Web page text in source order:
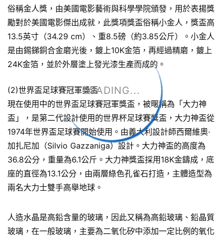
LOADING...
俗稱金人獎，由美國電影藝術與科學學院頒發，用於表揚獎
勵對於美國電影傑出成就，此獎項獎盃俗稱小金人，獎盃高
13.5英寸（34.29 cm）、重8.5磅（約3.85公斤）。小金人
是由錫銻銅合金磨光後，鍍上10K金箔，再經過精磨，鍍上
24K金箔，並於外層塗上發光漆生產而成的。
(2)世界盃足球賽冠軍獎盃
現在使用中的世界盃足球賽冠軍獎盃，被暱稱為「大力神
盃」，是第二代設計使用的世界杯足球賽獎盃，大力神盃從
1974年世界盃足球賽開始使用。由義大利設計師西爾維奧·
加扎尼加（Silvio Gazzaniga）設計。大力神盃的高度為
36.8公分，重量為6.1公斤。大力神獎盃採用18K金鑄成，底
座的直徑為13.1公分，由兩層綠色孔雀石打造，主體造型為
兩名大力士雙手高舉地球。
人造水晶是高鉛含量的玻璃，因此又稱為高鉛玻璃、鉛晶質
玻璃，在一般玻璃，主要為二氧化矽中添加一定比例的氧化